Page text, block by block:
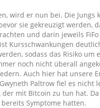
wird er nun bei. Die
sie gekreuzigt werden,
und darin jeweils
Kursschwankungen
sodass das Risiko
noch nicht überall
Auch hier hat unsere
Paltrow fiel es nicht
mit Bitcoin zu tun hat.
Symptome hatten.